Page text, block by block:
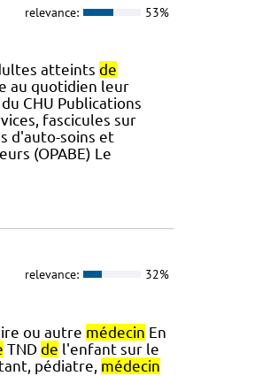
relevance: 53%
atteints de
au quotidien leur
du CHU Publications
fascicules sur
d'auto-soins et
(OPABE) Le
relevance: 32%
ou autre médecin En
TND de l'enfant sur le
pédiatre, médecin